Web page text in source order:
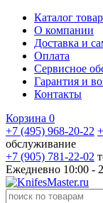
Каталог
О компании
Доставка и
Оплата
Сервисное
Гарантия и
Контакты
Корзина 0
+7 (495) 968-20-22
обслуживание
+7 (905) 781‑22‑02
Ежедневно 10:00 -